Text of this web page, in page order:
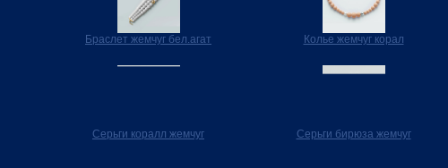
Браслет жемчуг бел.агат Колье жемчуг корал
Серьги коралл жемчуг Серьги бирюза жемчуг